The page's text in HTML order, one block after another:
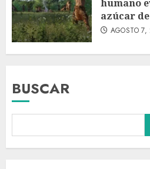
humano
azúcar
AGOSTO
BUSCAR
Fallece